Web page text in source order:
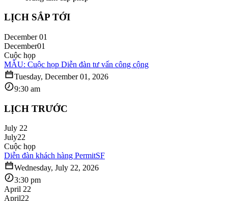
LỊCH SẮP TỚI
December 01
December01
Cuộc họp
MẪU: Cuộc họp Diễn đàn tư vấn công cộng
Tuesday, December 01, 2026
9:30 am
LỊCH TRƯỚC
July 22
July22
Cuộc họp
Diễn đàn khách hàng PermitSF
Wednesday, July 22, 2026
3:30 pm
April 22
April22